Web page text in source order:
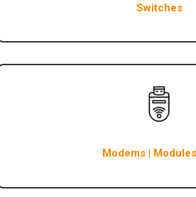
Switches
Modems |